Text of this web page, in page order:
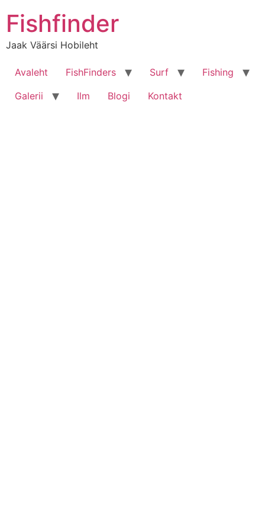
sisu
juurde
Fishfinder
Jaak Väärsi Hobileht
Avaleht FishFinders Surf
Fishing
Galerii
Ilm Blogi Kontakt